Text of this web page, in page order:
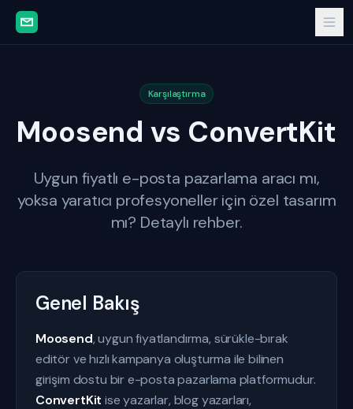
Karşılaştırma
Moosend vs ConvertKit
Uygun fiyatlı e-posta pazarlama aracı mı,
yoksa yaratıcı profesyoneller için özel tasarım
mı? Detaylı rehber.
Genel Bakış
Moosend, uygun fiyatlandırma, sürükle-bırak
editör ve hızlı kampanya oluşturma ile bilinen
girişim dostu bir e-posta pazarlama platformudur.
ConvertKit ise yazarlar, blog yazarları,